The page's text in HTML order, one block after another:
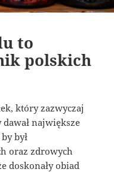
to
polskich
który zazwyczaj
największe
był
oraz zdrowych
doskonały obiad